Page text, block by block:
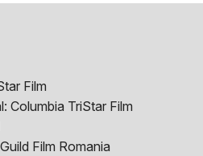
Film
Columbia TriStar Film
Guild Film Romania